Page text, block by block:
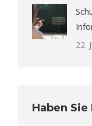
22.
Haben Sie